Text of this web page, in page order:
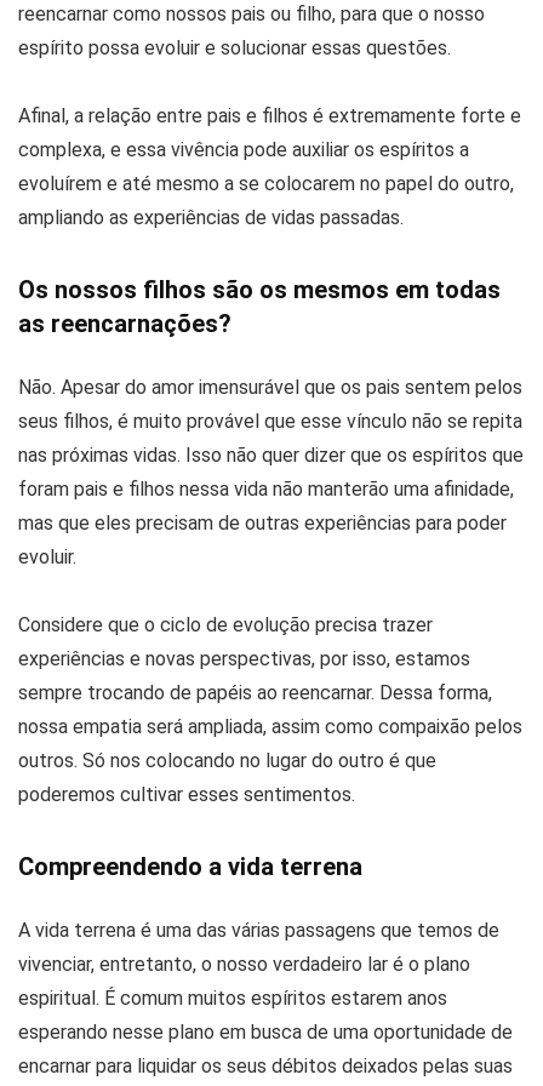
reencarnar como nossos pais ou filho, para que o nosso
espírito possa evoluir e solucionar essas questões.
Afinal, a relação entre pais e filhos é extremamente forte e
complexa, e essa vivência pode auxiliar os espíritos a
evoluírem e até mesmo a se colocarem no papel do outro,
ampliando as experiências de vidas passadas.
Os nossos filhos são os mesmos em todas
as reencarnações?
Não. Apesar do amor imensurável que os pais sentem pelos
seus filhos, é muito provável que esse vínculo não se repita
nas próximas vidas. Isso não quer dizer que os espíritos que
foram pais e filhos nessa vida não manterão uma afinidade,
mas que eles precisam de outras experiências para poder
evoluir.
Considere que o ciclo de evolução precisa trazer
experiências e novas perspectivas, por isso, estamos
sempre trocando de papéis ao reencarnar. Dessa forma,
nossa empatia será ampliada, assim como compaixão pelos
outros. Só nos colocando no lugar do outro é que
poderemos cultivar esses sentimentos.
Compreendendo a vida terrena
A vida terrena é uma das várias passagens que temos de
vivenciar, entretanto, o nosso verdadeiro lar é o plano
espiritual. É comum muitos espíritos estarem anos
esperando nesse plano em busca de uma oportunidade de
encarnar para liquidar os seus débitos deixados pelas suas